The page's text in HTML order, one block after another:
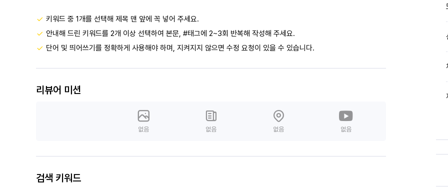
키워드 중 1개를 선택해 제목 맨 앞에 꼭 넣어 주세요.
안내해 드린 키워드를 2개 이상 선택하여 본문, #태그에 2~3회 반복해 작성해 주세요.
단어 및 띄어쓰기를 정확하게 사용해야 하며, 지켜지지 않으면 수정 요청이 있을 수 있습니다.
리뷰어 미션
없음 없음 없음 없음
검색 키워드